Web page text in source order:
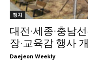
정치
대전·세종·충남
장·교육감 행사
Daejeon Weekly